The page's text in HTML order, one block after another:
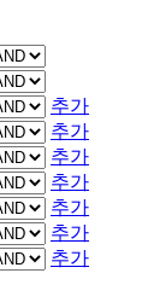
추가
추가
추가
추가
추가
추가
추가